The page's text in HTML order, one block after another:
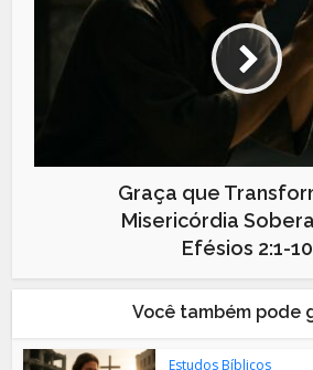
Graça que
Misericórdia
Efésios 2:1-10
Você também pode
Estudos Bíblicos